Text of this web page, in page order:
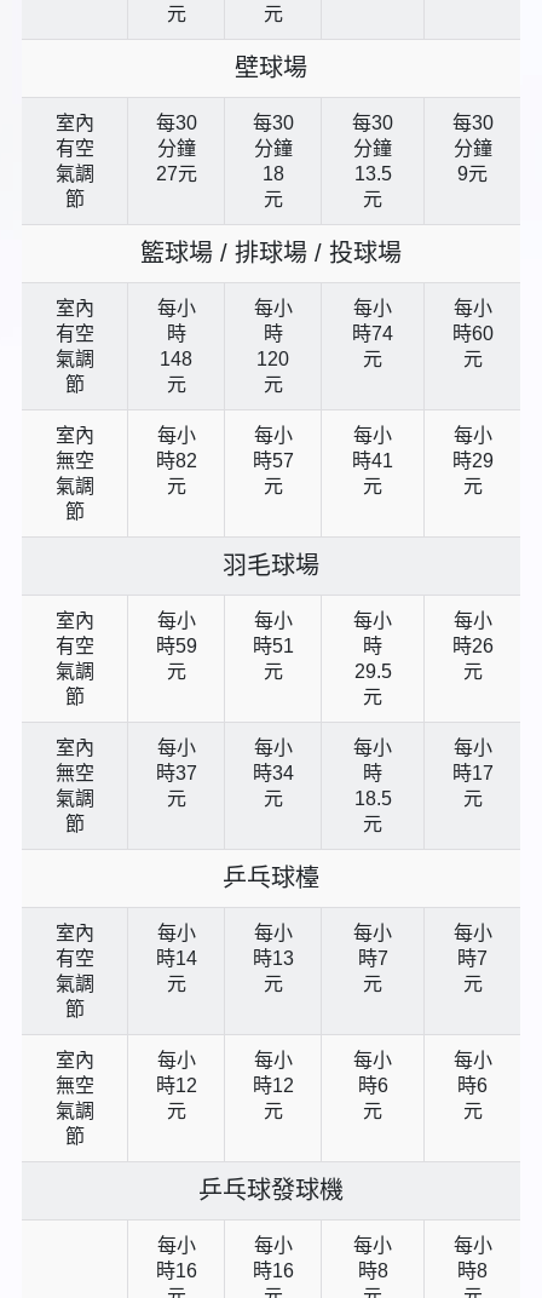
元
元
壁球場
室內
有空
氣調
節
每30
分鐘
27元
每30
分鐘
18
元
每30
分鐘
13.5
元
每30
分鐘
9元
籃球場 / 排球場 / 投球場
室內
有空
氣調
節
每小
時
148
元
每小
時
120
元
每小
時74
元
每小
時60
元
室內
無空
氣調
節
每小
時82
元
每小
時57
元
每小
時41
元
每小
時29
元
羽毛球場
室內
有空
氣調
節
每小
時59
元
每小
時51
元
每小
時
29.5
元
每小
時26
元
室內
無空
氣調
節
每小
時37
元
每小
時34
元
每小
時
18.5
元
每小
時17
元
乒乓球檯
室內
有空
氣調
節
每小
時14
元
每小
時13
元
每小
時7
元
每小
時7
元
室內
無空
氣調
節
每小
時12
元
每小
時12
元
每小
時6
元
每小
時6
元
乒乓球發球機
每小
時16
每小
時16
每小
時8
每小
時8